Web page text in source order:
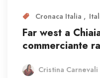
Cronaca Italia
Far west a
commerciante
Cristina Carnevali